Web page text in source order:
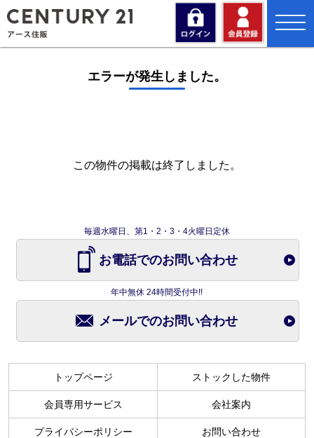
toggle
エラーが発生しました。
この物件の掲載は終了しました。
毎週水曜日、第1・2・3・4火曜日定休
お電話でのお問い合わせ
年中無休 24時間受付中!!
メールでのお問い合わせ
トップページ ストックした物件
会員専用サービス 会社案内
プライバシーポリシー お問い合わせ